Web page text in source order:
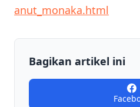
anut_monaka.html
Bagikan artikel ini